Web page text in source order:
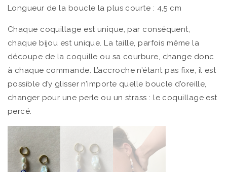
Longueur de la boucle la plus courte : 4,5 cm
Chaque coquillage est unique, par conséquent,
chaque bijou est unique. La taille, parfois même la
découpe de la coquille ou sa courbure, change donc
à chaque commande. L’accroche n’étant pas fixe, il est
possible d’y glisser n’importe quelle boucle d’oreille,
changer pour une perle ou un strass : le coquillage est
percé.